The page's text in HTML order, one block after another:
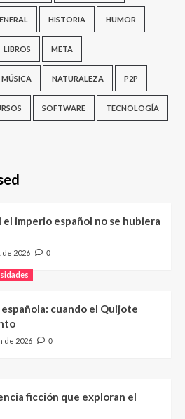
HISTORIA HUMOR
LIBROS META
MÚSICA NATURALEZA P2P
SOFTWARE TECNOLOGÍA
el imperio español no se hubiera
de 2026 0
cuando el Quijote
de 2026 0
ficción que exploran el